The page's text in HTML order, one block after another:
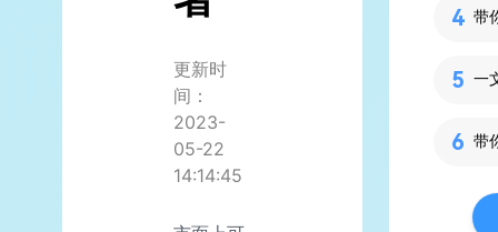
更新时
间：
2023-
05-22
14:14:45
带
一
带